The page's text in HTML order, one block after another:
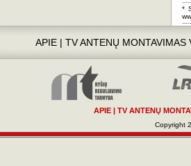
*
APIE| TV ANTENŲ MONTAVIMAS
APIE | TV ANTENŲ
Copyright